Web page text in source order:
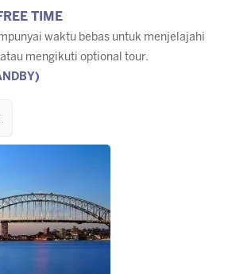
TIME
waktu bebas untuk menjelajahi
atau mengikuti optional tour.